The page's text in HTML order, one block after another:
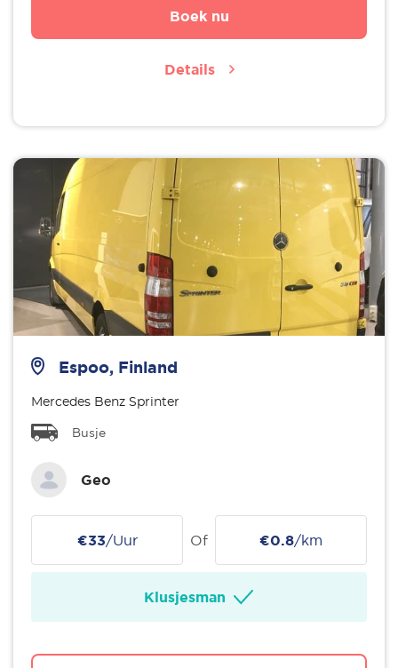
Boek nu
Details
Espoo, Finland
Mercedes Benz Sprinter
Busje
Geo
€33/Uur Of €0.8/km
Klusjesman